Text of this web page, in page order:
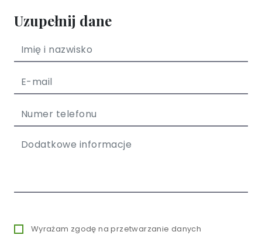
Uzupełnij dane
Wyrażam zgodę na przetwarzanie danych